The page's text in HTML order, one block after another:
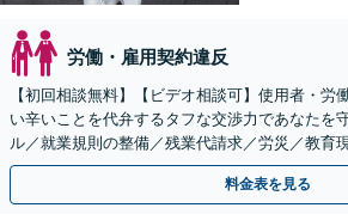
労働・雇用契約違反
【初回相談無料】【ビデオ相談可】使用者・労
い辛いことを代弁するタフな交渉力であなたを
ル／就業規則の整備／残業代請求／労災／教育
広く対応。法律を駆使し、最善の解決策をご提
料金表を見る